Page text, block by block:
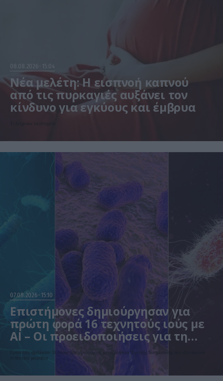
08.08.2026 15:04
Νέα μελέτη: Η εισπνοή καπνού
από τις πυρκαγιές αυξάνει τον
κίνδυνο για εγκύους και έμβρυα
07.08.2026 15:10
Επιστήμονες δημιούργησαν για
πρώτη φορά 16 τεχνητούς ιούς με
AI – Οι προειδοποιήσεις για τη
βιοασφάλεια
Ερευνητές σχεδίασαν 16 νέους βακτηριοφάγους με τη βοήθεια Τεχνητής Νοημοσύνης που εξοντώνουν
ανθεκτικά μικρόβια